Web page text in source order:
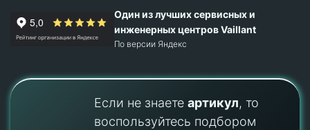
Один из лучших сервисных и
инженерных центров Vaillant
По версии Яндекс
Если не знаете артикул, то
воспользуйтесь подбором